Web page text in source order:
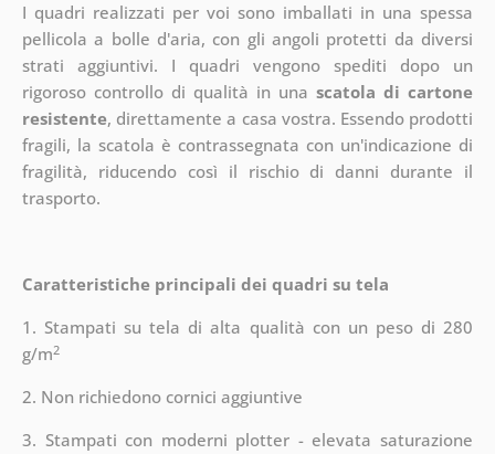
I quadri realizzati per voi sono imballati in una spessa
pellicola a bolle d'aria, con gli angoli protetti da diversi
strati aggiuntivi. I quadri vengono spediti dopo un
rigoroso controllo di qualità in unascatola di cartone
resistente, direttamente a casa vostra. Essendo prodotti
fragili, la scatola è contrassegnata con un'indicazione di
fragilità, riducendo così il rischio di danni durante il
trasporto.
Caratteristiche principali dei quadri su tela
1. Stampati su tela di alta qualità con un peso di 280
g/m2
2. Non richiedono cornici aggiuntive
3. Stampati con moderni plotter - elevata saturazione